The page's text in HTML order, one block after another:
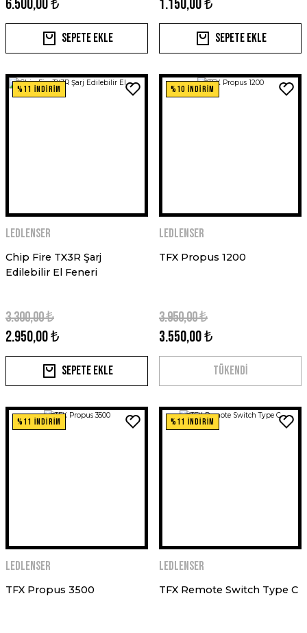
6.500,00 ₺
Sepete Ekle
1.150,00 ₺
Sepete Ekle
%11 İNDİRİM
Ledlenser
Chip Fire TX3R Şarj
Edilebilir El Feneri
2.950,00 ₺
3.300,00 ₺
Sepete Ekle
%10 İNDİRİM
Ledlenser
TFX Propus 1200
3.550,00 ₺
3.950,00 ₺
TÜKENDİ
%11 İNDİRİM
Ledlenser
TFX Propus 3500
%11 İNDİRİM
Ledlenser
TFX Remote Switch Type C